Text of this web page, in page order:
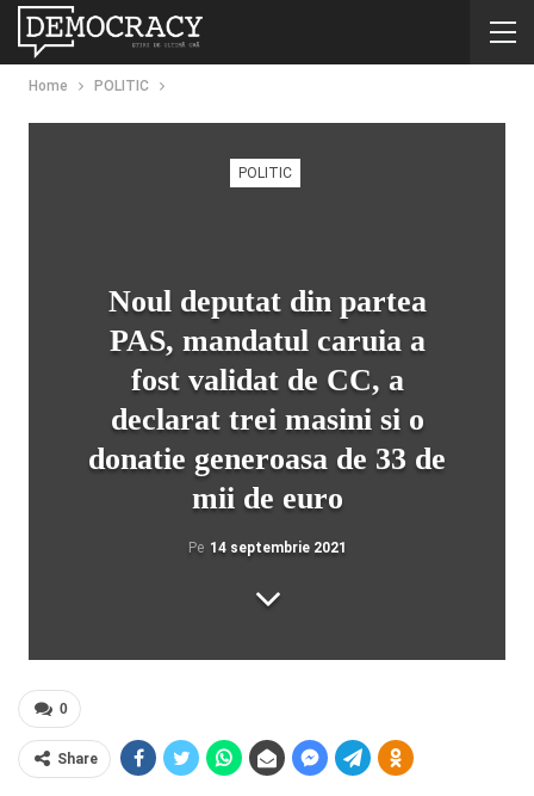
Home POLITIC
POLITIC
Noul deputat din partea
PAS, mandatul caruia a
fost validat de CC, a
declarat trei masini si o
donatie generoasa de 33 de
mii de euro
Pe 14 septembrie 2021
0
Share